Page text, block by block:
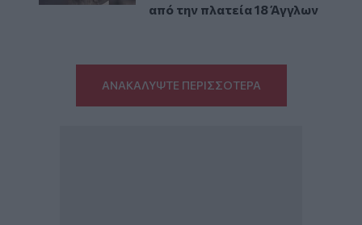
από την πλατεία 18 Άγγλων
ΑΝΑΚΑΛΥΨΤΕ ΠΕΡΙΣΣΟΤΕΡΑ